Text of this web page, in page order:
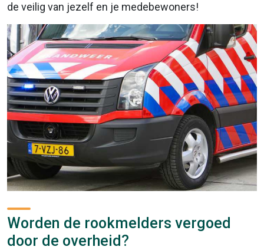
de veilig van jezelf en je medebewoners!
Worden de rookmelders vergoed
door de overheid?